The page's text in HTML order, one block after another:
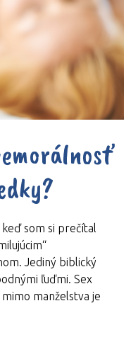
som si prečítal
Jediný biblický
ľuďmi. Sex
manželstva je